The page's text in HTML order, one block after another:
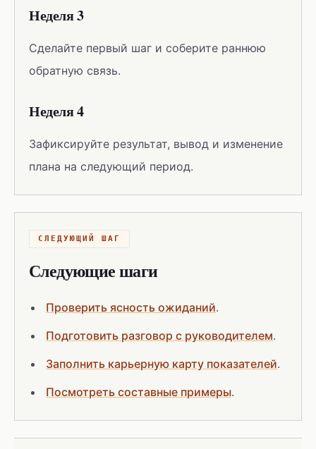
Неделя 3
Сделайте первый шаг и соберите раннюю
обратную связь.
Неделя 4
Зафиксируйте результат, вывод и изменение
плана на следующий период.
СЛЕДУЮЩИЙ ШАГ
Следующие шаги
Проверить ясность ожиданий.
Подготовить разговор с руководителем.
Заполнить карьерную карту показателей.
Посмотреть составные примеры.